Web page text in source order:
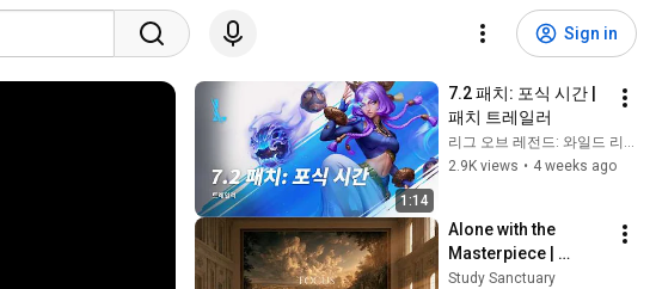
Sign in
1:14
7.2 패치: 포식 시간 |
패치 트레일러
리그 오브 레전드: 와일드 리프트
2.9K views • 4 weeks ago
Alone with the
Masterpiece |
classical music for
Study Sanctuary